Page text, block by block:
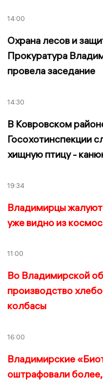
14:00
Охрана лесов и
Прокуратура
провела заседание
14:30
В Ковровском
Госохотинспекции
хищную птицу -
19:34
Владимирцы
уже видно из
11:00
Во Владимирской
производство
колбасы
16:00
Владимирские
оштрафовали